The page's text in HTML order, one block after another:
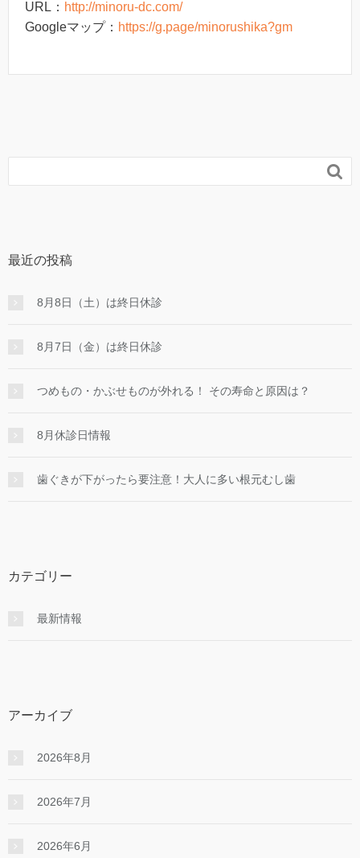
URL： http://minoru-dc.com/
Googleマップ： https://g.page/minorushika?gm

最近の投稿
8月8日（土）は終日休診
8月7日（金）は終日休診
つめもの・かぶせものが外れる！ その寿命と原因は？
8月休診日情報
歯ぐきが下がったら要注意！大人に多い根元むし歯
カテゴリー
最新情報
アーカイブ
2026年8月
2026年7月
2026年6月